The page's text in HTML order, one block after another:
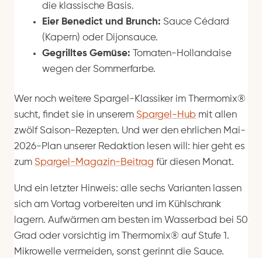
die klassische Basis.
Eier Benedict und Brunch: Sauce Cédard
(Kapern) oder Dijonsauce.
Gegrilltes Gemüse: Tomaten-Hollandaise
wegen der Sommerfarbe.
Wer noch weitere Spargel-Klassiker im Thermomix®
sucht, findet sie in unserem Spargel-Hub mit allen
zwölf Saison-Rezepten. Und wer den ehrlichen Mai-
2026-Plan unserer Redaktion lesen will: hier geht es
zum Spargel-Magazin-Beitrag für diesen Monat.
Und ein letzter Hinweis: alle sechs Varianten lassen
sich am Vortag vorbereiten und im Kühlschrank
lagern. Aufwärmen am besten im Wasserbad bei 50
Grad oder vorsichtig im Thermomix® auf Stufe 1.
Mikrowelle vermeiden, sonst gerinnt die Sauce.